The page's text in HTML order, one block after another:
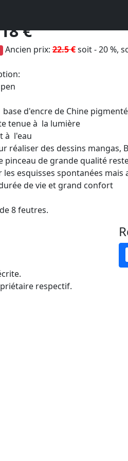
€
Ancien prix:22.5 €soit - 20 %,
d'encre de Chine
tenue à la lumière
à l'eau
réaliser des dessins mangas,
pinceau de grande qualité
les esquisses spontanées mais
de vie et grand confort
8 feutres.
respectif.